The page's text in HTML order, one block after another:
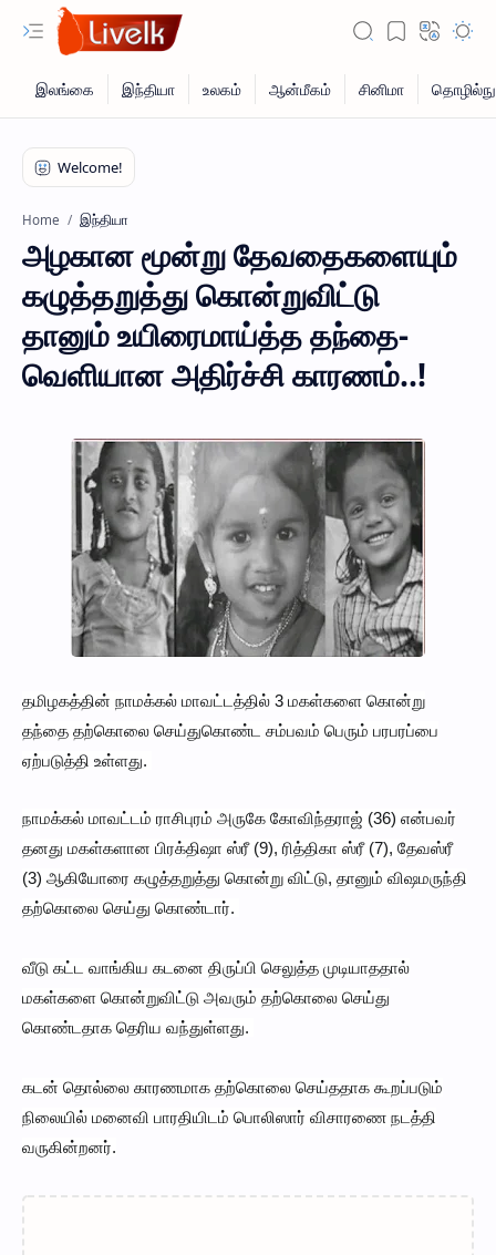
Home இந்தியா
அழகான மூன்று தேவதைகளையும்
கழுத்தறுத்து கொன்றுவிட்டு
தானும் உயிரைமாய்த்த தந்தை-
வெளியான அதிர்ச்சி காரணம்..!
தமிழகத்தின் நாமக்கல் மாவட்டத்தில் 3 மகள்களை கொன்று
தந்தை தற்கொலை செய்துகொண்ட சம்பவம் பெரும் பரபரப்பை
ஏற்படுத்தி உள்ளது.
நாமக்கல் மாவட்டம் ராசிபுரம் அருகே கோவிந்தராஜ் (36) என்பவர்
தனது மகள்களான பிரக்திஷா ஸ்ரீ (9), ரித்திகா ஸ்ரீ (7), தேவஸ்ரீ
(3) ஆகியோரை கழுத்தறுத்து கொன்று விட்டு, தானும் விஷமருந்தி
தற்கொலை செய்து கொண்டார்.
வீடு கட்ட வாங்கிய கடனை திருப்பி செலுத்த முடியாததால்
மகள்களை கொன்றுவிட்டு அவரும் தற்கொலை செய்து
கொண்டதாக தெரிய வந்துள்ளது.
கடன் தொல்லை காரணமாக தற்கொலை செய்ததாக கூறப்படும்
நிலையில் மனைவி பாரதியிடம் பொலிஸார் விசாரணை நடத்தி
வருகின்றனர்.